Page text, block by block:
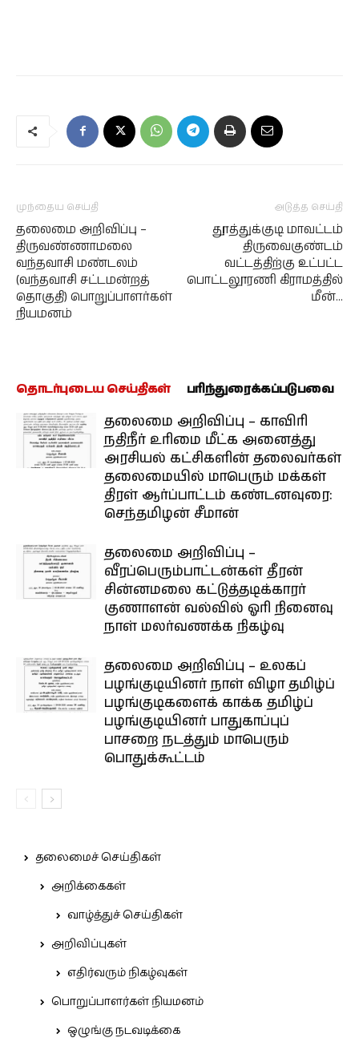
முந்தைய செய்தி
தலைமை அறிவிப்பு –
திருவண்ணாமலை
வந்தவாசி மண்டலம்
(வந்தவாசி சட்டமன்றத்
தொகுதி) பொறுப்பாளர்கள்
நியமனம்
அடுத்த செய்தி
தூத்துக்குடி மாவட்டம்
திருவைகுண்டம்
வட்டத்திற்கு உட்பட்ட
பொட்டலூரணி கிராமத்தில்
மீன்…
தொடர்புடைய செய்திகள் பரிந்துரைக்கப்படுபவை
தலைமை அறிவிப்பு – காவிரி
நதிநீர் உரிமை மீட்க அனைத்து
அரசியல் கட்சிகளின் தலைவர்கள்
தலைமையில் மாபெரும் மக்கள்
திரள் ஆர்ப்பாட்டம் கண்டனவுரை:
செந்தமிழன் சீமான்
தலைமை அறிவிப்பு –
வீரப்பெரும்பாட்டன்கள் தீரன்
சின்னமலை கட்டுத்தடிக்காரர்
குணாளன் வல்வில் ஓரி நினைவு
நாள் மலர்வணக்க நிகழ்வு
தலைமை அறிவிப்பு – உலகப்
பழங்குடியினர் நாள் விழா தமிழ்ப்
பழங்குடிகளைக் காக்க தமிழ்ப்
பழங்குடியினர் பாதுகாப்புப்
பாசறை நடத்தும் மாபெரும்
பொதுக்கூட்டம்
தலைமைச் செய்திகள்
அறிக்கைகள்
வாழ்த்துச் செய்திகள்
அறிவிப்புகள்
எதிர்வரும் நிகழ்வுகள்
பொறுப்பாளர்கள் நியமனம்
ஒழுங்கு நடவடிக்கை